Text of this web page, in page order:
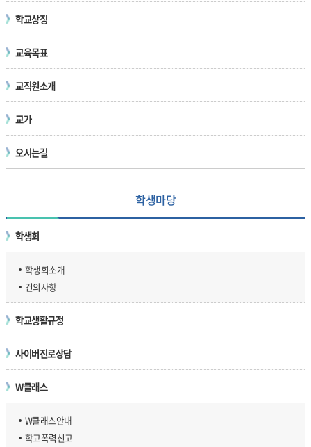
학교상징
교육목표
교직원소개
교가
오시는길
학생마당
학생회
학생회소개
건의사항
학교생활규정
사이버진로상담
W클래스
W클래스안내
학교폭력신고